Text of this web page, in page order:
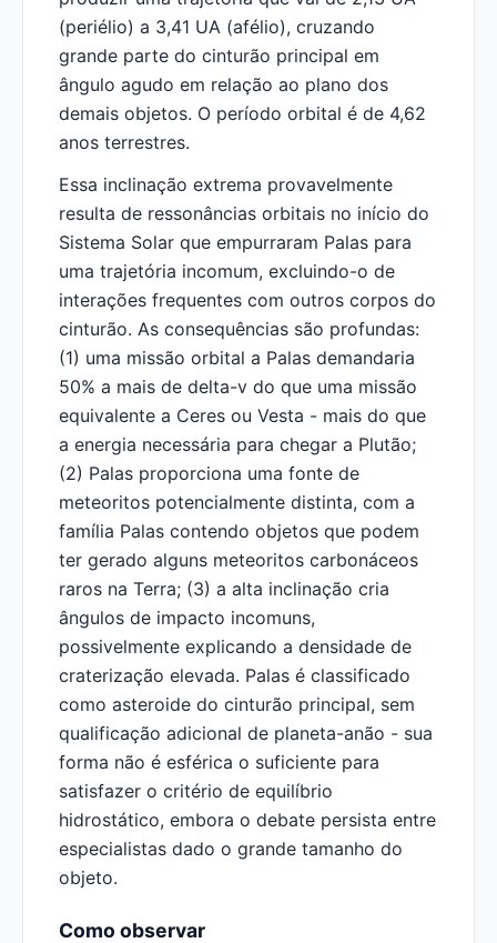
(periélio) a 3,41 UA (afélio), cruzando
grande parte do cinturão principal em
ângulo agudo em relação ao plano dos
demais objetos. O período orbital é de 4,62
anos terrestres.
Essa inclinação extrema provavelmente
resulta de ressonâncias orbitais no início do
Sistema Solar que empurraram Palas para
uma trajetória incomum, excluindo-o de
interações frequentes com outros corpos do
cinturão. As consequências são profundas:
(1) uma missão orbital a Palas demandaria
50% a mais de delta-v do que uma missão
equivalente a Ceres ou Vesta - mais do que
a energia necessária para chegar a Plutão;
(2) Palas proporciona uma fonte de
meteoritos potencialmente distinta, com a
família Palas contendo objetos que podem
ter gerado alguns meteoritos carbonáceos
raros na Terra; (3) a alta inclinação cria
ângulos de impacto incomuns,
possivelmente explicando a densidade de
craterização elevada. Palas é classificado
como asteroide do cinturão principal, sem
qualificação adicional de planeta-anão - sua
forma não é esférica o suficiente para
satisfazer o critério de equilíbrio
hidrostático, embora o debate persista entre
especialistas dado o grande tamanho do
objeto.
Como observar